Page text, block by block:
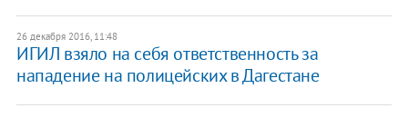
26 декабря 2016, 11:48
ИГИЛ взяло на себя ответственность за
нападение на полицейских в Дагестане